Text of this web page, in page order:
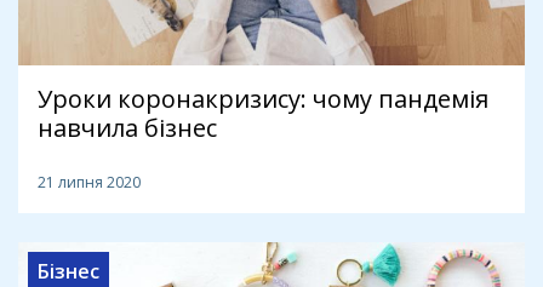
Уроки коронакризису: чому пандемія
навчила бізнес
21 липня 2020
Бізнес